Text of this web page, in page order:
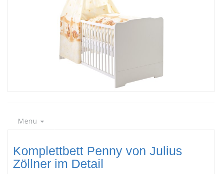
Menu
Komplettbett Penny von Julius
Zöllner im Detail